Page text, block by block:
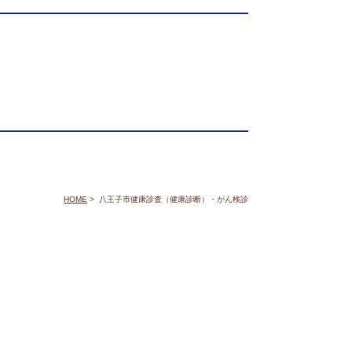
HOME > 八王子市健康診査（健康診断）・がん検診